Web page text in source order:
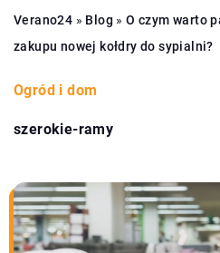
Verano24 » Blog »O czym warto
zakupu nowej kołdry do sypialni?
Ogród i dom
szerokie-ramy